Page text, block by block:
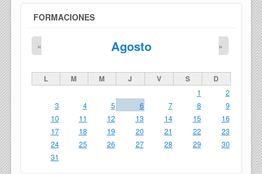
FORMACIONES
Agosto
« »
L M M J V S D
1
2
3
4 5 6 7 8
9
10
11 12 13 14 15
16
17
18 19 20 21 22
23
24
25 26 27 28 29
30
31